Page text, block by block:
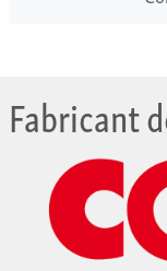
Fabricant